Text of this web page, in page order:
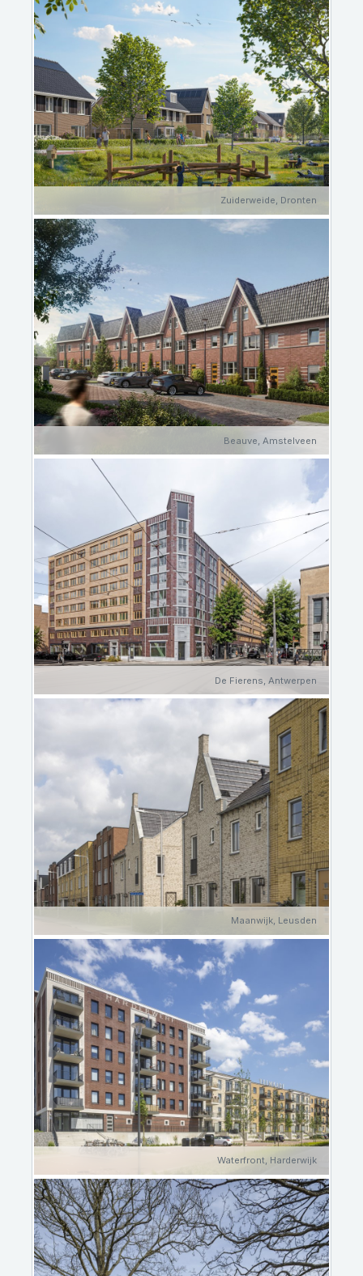
Zuiderweide, Dronten
Beauve, Amstelveen
De Fierens, Antwerpen
Maanwijk, Leusden
Waterfront, Harderwijk